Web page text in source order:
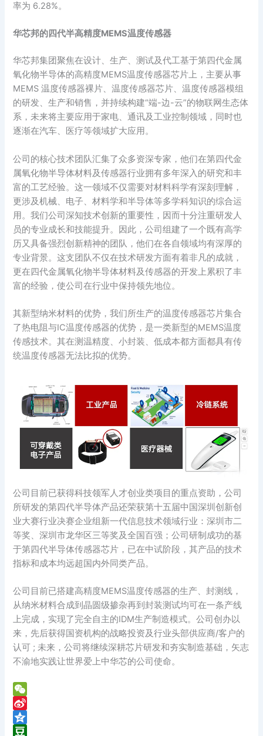
率为 6.28%。
华芯邦的四代半高精度MEMS温度传感器
华芯邦集团聚焦在设计、生产、测试及代工基于第四代金属
氧化物半导体的高精度MEMS温度传感器芯片上，主要从事
MEMS 温度传感器裸片、温度传感器芯片、温度传感器模组
的研发、生产和销售，并持续构建“端-边-云”的物联网生态体
系，未来将主要应用于家电、通讯及工业控制领域，同时也
逐渐在汽车、医疗等领域扩大应用。
公司的核心技术团队汇集了众多资深专家，他们在第四代金
属氧化物半导体材料及传感器行业拥有多年深入的研究和丰
富的工艺经验。这一领域不仅需要对材料科学有深刻理解，
更涉及机械、电子、材料学和半导体等多学科知识的综合运
用。我们公司深知技术创新的重要性，因而十分注重研发人
员的专业成长和技能提升。因此，公司组建了一个既有高学
历又具备强烈创新精神的团队，他们在各自领域均有深厚的
专业背景。这支团队不仅在技术研发方面有着非凡的成就，
更在四代金属氧化物半导体材料及传感器的开发上累积了丰
富的经验，使公司在行业中保持领先地位。
其新型纳米材料的优势，我们所生产的温度传感器芯片集合
了热电阻与IC温度传感器的优势，是一类新型的MEMS温度
传感技术。其在测温精度、小封装、低成本都方面都具有传
统温度传感器无法比拟的优势。
公司目前已获得科技领军人才创业类项目的重点资助，公司
所研发的第四代半导体产品还荣获第十五届中国深圳创新创
业大赛行业决赛企业组新一代信息技术领域行业：深圳市二
等奖、深圳市龙华区三等奖及全国百强；公司研制成功的基
于第四代半导体传感器芯片，已在中试阶段，其产品的技术
指标和成本均远超国内外同类产品。
公司目前已搭建高精度MEMS温度传感器的生产、封测线，
从纳米材料合成到晶圆级掺杂再到封装测试均可在一条产线
上完成，实现了完全自主的IDM生产制造模式。公司创办以
来，先后获得国资机构的战略投资及行业头部供应商/客户的
认可 ; 未来，公司将继续深耕芯片研发和夯实制造基础，矢志
不渝地实践让世界爱上中华芯的公司使命。
W
e
C
S
Q